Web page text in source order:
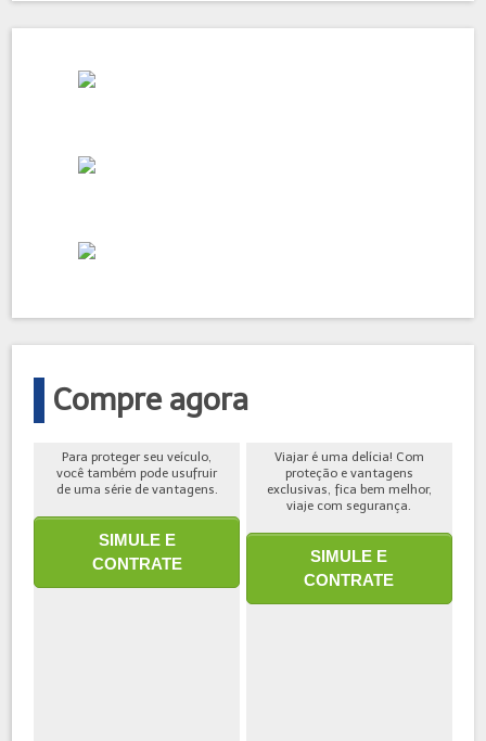
Compre agora
Para proteger seu veículo,
você também pode usufruir
de uma série de vantagens.
SIMULE E
CONTRATE
Viajar é uma delícia! Com
proteção e vantagens
exclusivas, fica bem melhor,
viaje com segurança.
SIMULE E
CONTRATE